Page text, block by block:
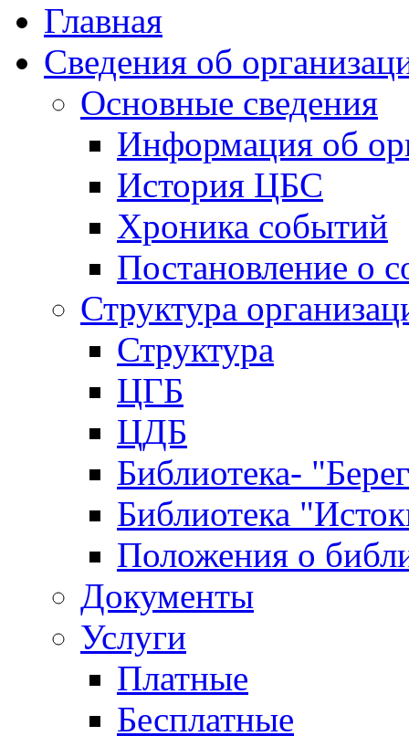
Главная
Сведения об
Основные сведения
Информация об
История ЦБС
Хроника событий
Постановление о
Структура
Структура
ЦГБ
ЦДБ
Библиотека-
Библиотека
Положения о
Документы
Услуги
Платные
Бесплатные